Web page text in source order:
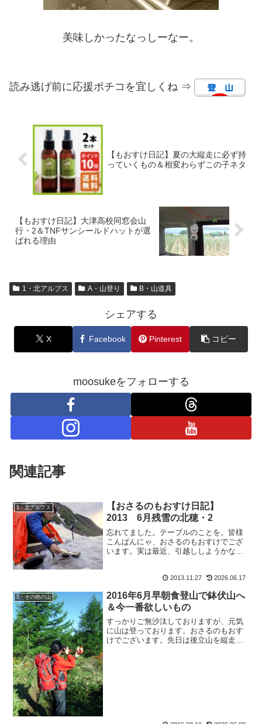
美味しかったなっしーなー。
読み逃げ前に応援ポチコを宜しくね ⇒
【もおすけ日記】夏の大縦走に必ず持
っていくもの＆相変わらずこの子ネタ
【もおすけ日記】大津高校同窓会山
行・2＆TNFサンシールドハットが選
ばれる理由
1・北アルプス A・山登り B・山道具
シェアする
X Facebook Pinterest コピー
moosukeをフォローする
関連記事
1・北アルプス
【おさるのもおすけ日記】
2013 6月残雪の北穂・2
忘れてました。テーブルのことを。皆様
こんばんにゃ、おさるのもおすけでござ
います。実は最近、引越ししようかな
て襲ってくる事さえ除けば 最高のお部
2013.11.27 2026.06.17
5・その他の山
2016年6月早朝食登山で鉢伏山へ
＆今一番欲しいもの
すっかりご無沙汰しておりますが、元気
に山は登っております。おさるのもおす
けでございます。先日は後立山を縦走さ